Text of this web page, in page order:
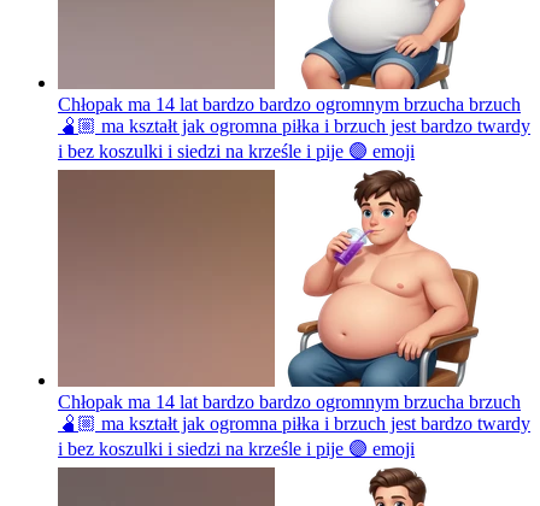
Chłopak ma 14 lat bardzo bardzo ogromnym brzucha brzuch
🫄🏼 ma kształt jak ogromna piłka i brzuch jest bardzo twardy
i bez koszulki i siedzi na krześle i pije 🟣 emoji
Chłopak ma 14 lat bardzo bardzo ogromnym brzucha brzuch
🫄🏼 ma kształt jak ogromna piłka i brzuch jest bardzo twardy
i bez koszulki i siedzi na krześle i pije 🟣 emoji